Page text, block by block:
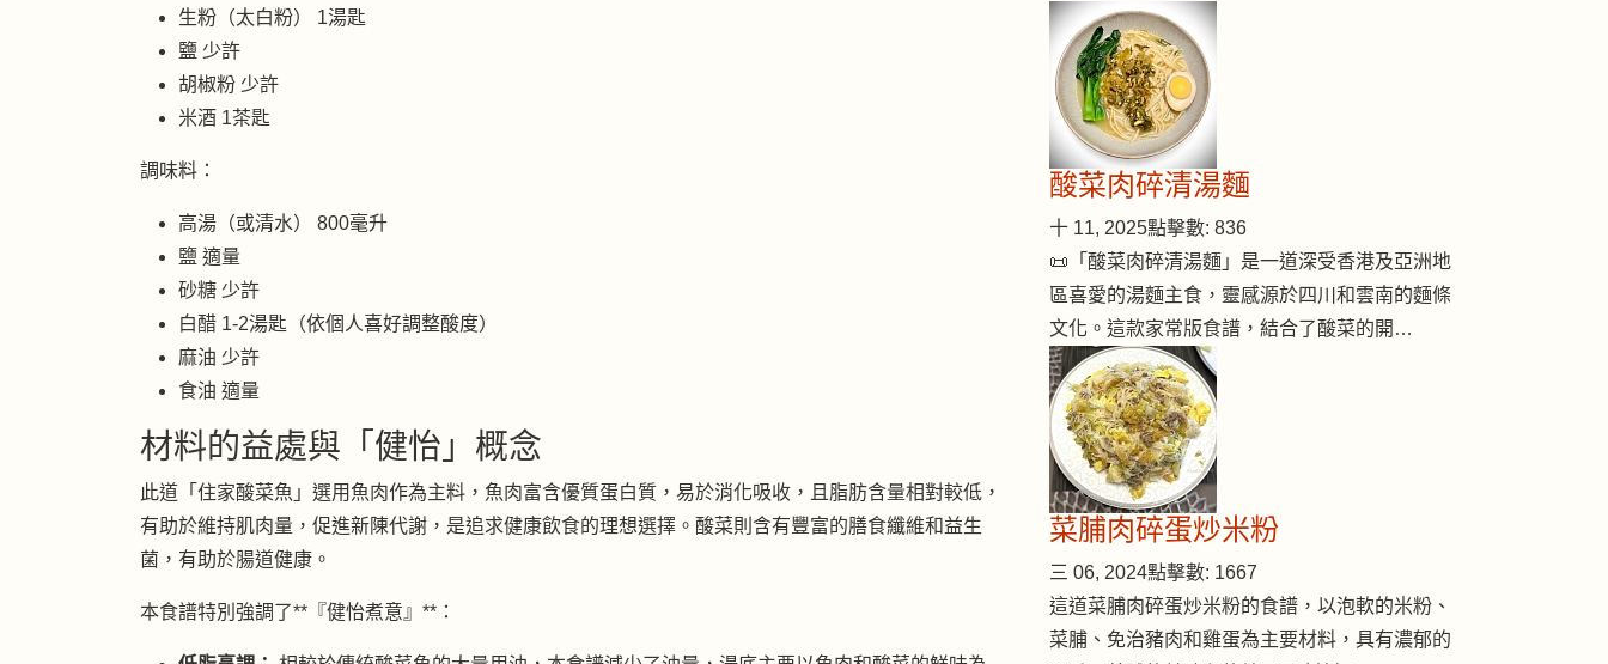
生粉（太白粉） 1湯匙
鹽 少許
胡椒粉 少許
米酒 1茶匙
調味料：
高湯（或清水） 800毫升
鹽 適量
砂糖 少許
白醋 1-2湯匙（依個人喜好調整酸度）
麻油 少許
食油 適量
材料的益處與「健怡」概念
此道「住家酸菜魚」選用魚肉作為主料，魚肉富含優質蛋白質，易於消化吸收，且脂肪含量相對較低，
有助於維持肌肉量，促進新陳代謝，是追求健康飲食的理想選擇。酸菜則含有豐富的膳食纖維和益生
菌，有助於腸道健康。
本食譜特別強調了**『健怡煮意』**：
酸菜肉碎清湯麵
十 11, 2025點擊數: 836
📜「酸菜肉碎清湯麵」是一道深受香港及亞洲地
區喜愛的湯麵主食，靈感源於四川和雲南的麵條
文化。這款家常版食譜，結合了酸菜的開…
菜脯肉碎蛋炒米粉
三 06, 2024點擊數: 1667
這道菜脯肉碎蛋炒米粉的食譜，以泡軟的米粉、
菜脯、免治豬肉和雞蛋為主要材料，具有濃郁的